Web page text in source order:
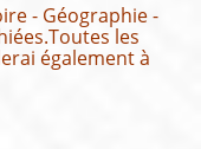
- Géographie -
les
également à